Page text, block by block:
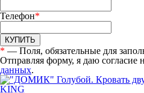
Телефон*
КУПИТЬ
* — Поля, обязательные для
Отправляя форму, я даю согласие
данных.